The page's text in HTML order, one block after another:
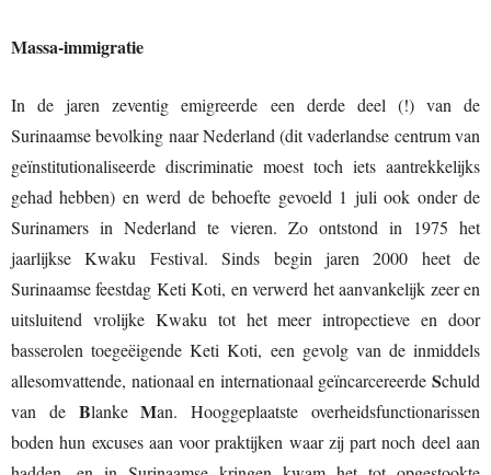
Massa-immigratie
In de jaren zeventig emigreerde een derde deel (!) van de
Surinaamse bevolking naar Nederland (dit vaderlandse centrum van
geïnstitutionaliseerde discriminatie moest toch iets aantrekkelijks
gehad hebben) en werd de behoefte gevoeld 1 juli ook onder de
Surinamers in Nederland te vieren. Zo ontstond in 1975 het
jaarlijkse Kwaku Festival. Sinds begin jaren 2000 heet de
Surinaamse feestdag Keti Koti, en verwerd het aanvankelijk zeer en
uitsluitend vrolijke Kwaku tot het meer intropectieve en door
basserolen toegeëigende Keti Koti, een gevolg van de inmiddels
allesomvattende, nationaal en internationaal geïncarcereerde Schuld
van de BlankeMan. Hooggeplaatste overheidsfunctionarissen
boden hun excuses aan voor praktijken waar zij part noch deel aan